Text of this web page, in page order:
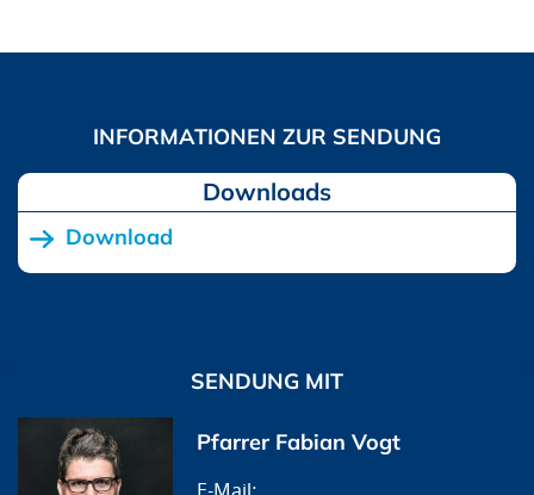
Downloads
Download
SENDUNG MIT
Pfarrer Fabian Vogt